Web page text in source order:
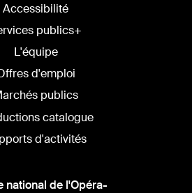
Accessibilité
publics+
L'équipe
d'emploi
publics
catalogue
d'activités
national de l'Opéra-